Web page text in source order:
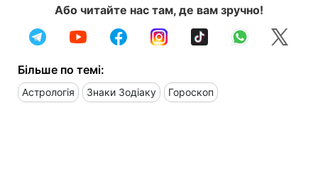
Або читайте нас там, де вам зручно!
Більше по темі:
Астрологія Знаки Зодіаку Гороскоп